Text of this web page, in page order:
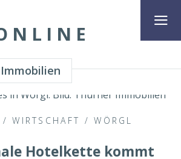
/WIRTSCHAFT /WÖRGL
Hotelkette kommt